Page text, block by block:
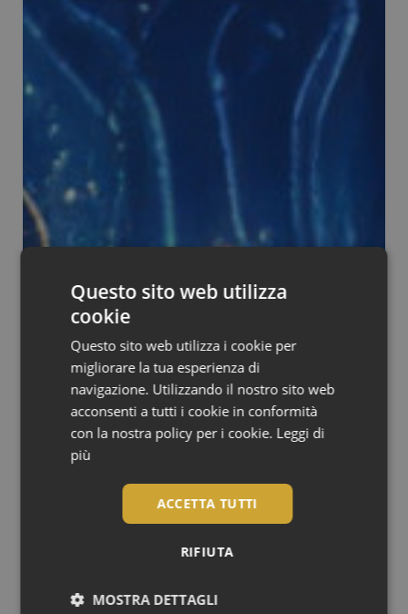
Questo sito web utilizza
cookie
Questo sito web utilizza i cookie per
migliorare la tua esperienza di
navigazione. Utilizzando il nostro sito web
acconsenti a tutti i cookie in conformità
con la nostra policy per i cookie. Leggi di
più
ACCETTA TUTTI
RIFIUTA
MOSTRA DETTAGLI